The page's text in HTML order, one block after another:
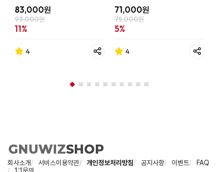
83,000원
93,000원
11%
4
71,000원
75,000원
5%
4
회사소개 서비스이용약관 개인정보처리방침 공지사항 이벤트
FAQ